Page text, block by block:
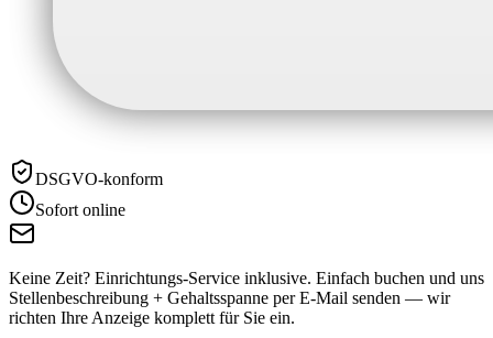
DSGVO-konform
Sofort online
Keine Zeit? Einrichtungs-Service inklusive. Einfach buchen und uns
Stellenbeschreibung + Gehaltsspanne per E-Mail senden — wir
richten Ihre Anzeige komplett für Sie ein.